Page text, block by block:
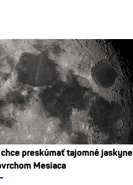
preskúmať tajomné jaskyne
Mesiaca